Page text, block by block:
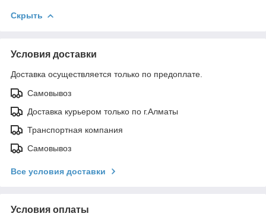
Скрыть
Условия доставки
Доставка осуществляется только по предоплате.
Самовывоз
Доставка курьером только по г.Алматы
Транспортная компания
Самовывоз
Все условия доставки
Условия оплаты